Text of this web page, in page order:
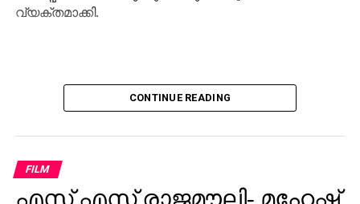
എസ് എസ് രാജമൗലി- മഹേഷ്